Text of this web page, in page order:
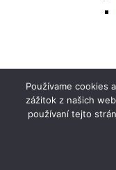
Používame cookies
zážitok z našich
používaní tejto